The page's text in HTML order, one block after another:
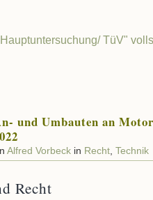
TüV"
und Umbauten an
Alfred Vorbeck in Recht Technik
Recht